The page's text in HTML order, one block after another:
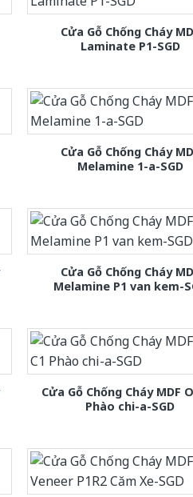
Cửa Gỗ Chống Cháy
Laminate P1-SGD
Cửa Gỗ Chống Cháy
Melamine 1-a-SGD
Cửa Gỗ Chống Cháy
Melamine P1 van kem-
Cửa Gỗ Chống Cháy MDF
Phào chi-a-SGD